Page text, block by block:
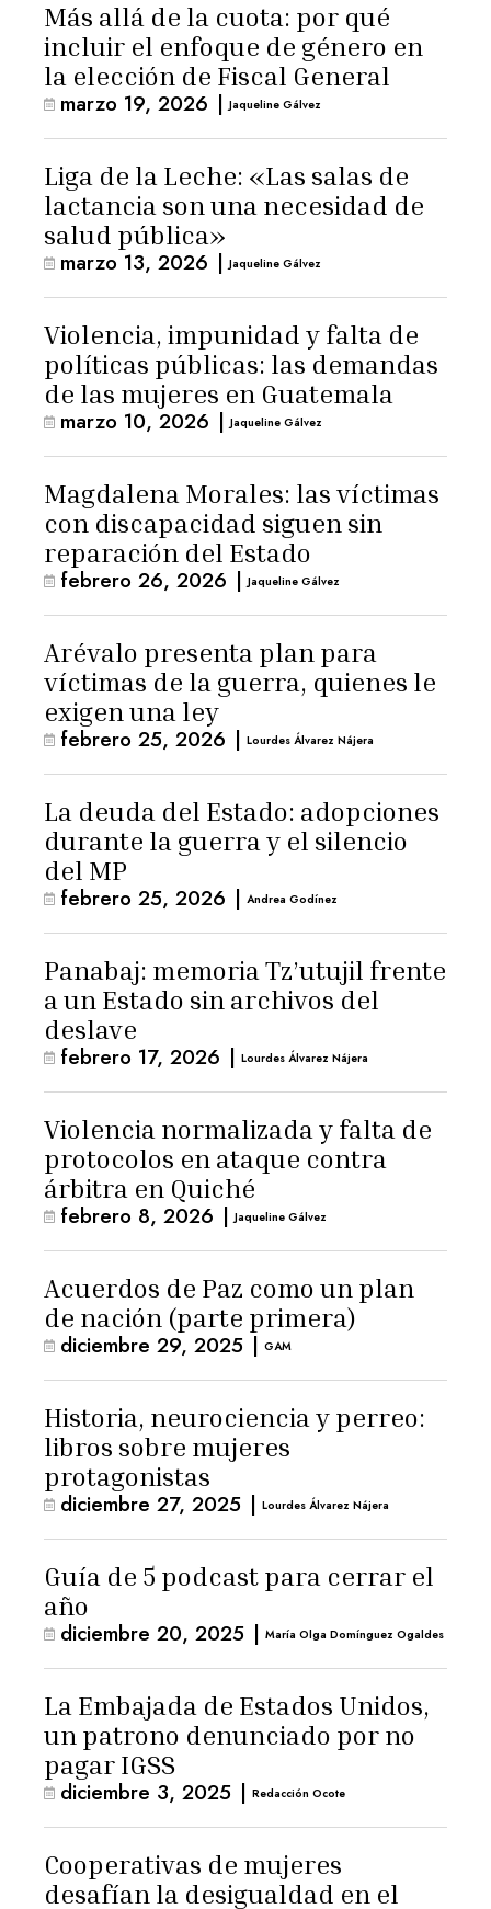
Más allá de la cuota: por qué
incluir el enfoque de género en
la elección de Fiscal General
marzo 19, 2026 | Jaqueline Gálvez
Liga de la Leche: «Las salas de
lactancia son una necesidad de
salud pública»
marzo 13, 2026 | Jaqueline Gálvez
Violencia, impunidad y falta de
políticas públicas: las demandas
de las mujeres en Guatemala
marzo 10, 2026 | Jaqueline Gálvez
Magdalena Morales: las víctimas
con discapacidad siguen sin
reparación del Estado
febrero 26, 2026 | Jaqueline Gálvez
Arévalo presenta plan para
víctimas de la guerra, quienes le
exigen una ley
febrero 25, 2026 | Lourdes Álvarez Nájera
La deuda del Estado: adopciones
durante la guerra y el silencio
del MP
febrero 25, 2026 | Andrea Godínez
Panabaj: memoria Tz’utujil frente
a un Estado sin archivos del
deslave
febrero 17, 2026 | Lourdes Álvarez Nájera
Violencia normalizada y falta de
protocolos en ataque contra
árbitra en Quiché
febrero 8, 2026 | Jaqueline Gálvez
Acuerdos de Paz como un plan
de nación (parte primera)
diciembre 29, 2025 | GAM
Historia, neurociencia y perreo:
libros sobre mujeres
protagonistas
diciembre 27, 2025 | Lourdes Álvarez Nájera
Guía de 5 podcast para cerrar el
año
diciembre 20, 2025 | María Olga Domínguez Ogaldes
La Embajada de Estados Unidos,
un patrono denunciado por no
pagar IGSS
diciembre 3, 2025 | Redacción Ocote
Cooperativas de mujeres
desafían la desigualdad en el